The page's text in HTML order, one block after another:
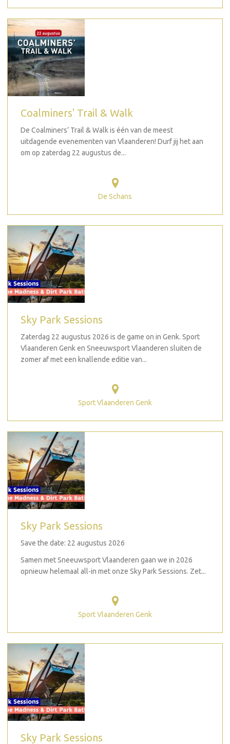
Coalminers' Trail & Walk
De Coalminers’ Trail & Walk is één van de meest
uitdagende evenementen van Vlaanderen! Durf jij het aan
om op zaterdag 22 augustus de...
De Schans
Sky Park Sessions
Zaterdag 22 augustus 2026 is de game on in Genk. Sport
Vlaanderen Genk en Sneeuwsport Vlaanderen sluiten de
zomer af met een knallende editie van...
Sport Vlaanderen Genk
Sky Park Sessions
Save the date: 22 augustus 2026
Samen met Sneeuwsport Vlaanderen gaan we in 2026
opnieuw helemaal all-in met onze Sky Park Sessions. Zet...
Sport Vlaanderen Genk
Sky Park Sessions